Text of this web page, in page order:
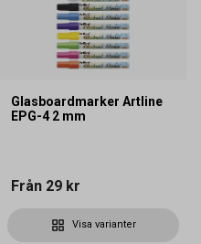
Glasboardmarker Artline
EPG-4 2 mm
Från 29 kr
Visa varianter